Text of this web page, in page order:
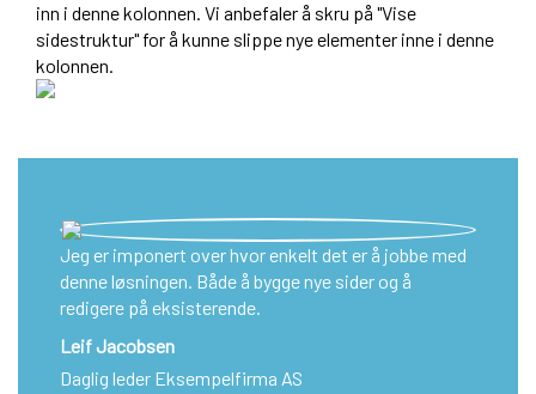
inn i denne kolonnen. Vi anbefaler å skru på "Vise
sidestruktur" for å kunne slippe nye elementer inne i denne
kolonnen.
Jeg er imponert over hvor enkelt det er å jobbe med
denne løsningen. Både å bygge nye sider og å
redigere på eksisterende.
Leif Jacobsen
Daglig leder Eksempelfirma AS